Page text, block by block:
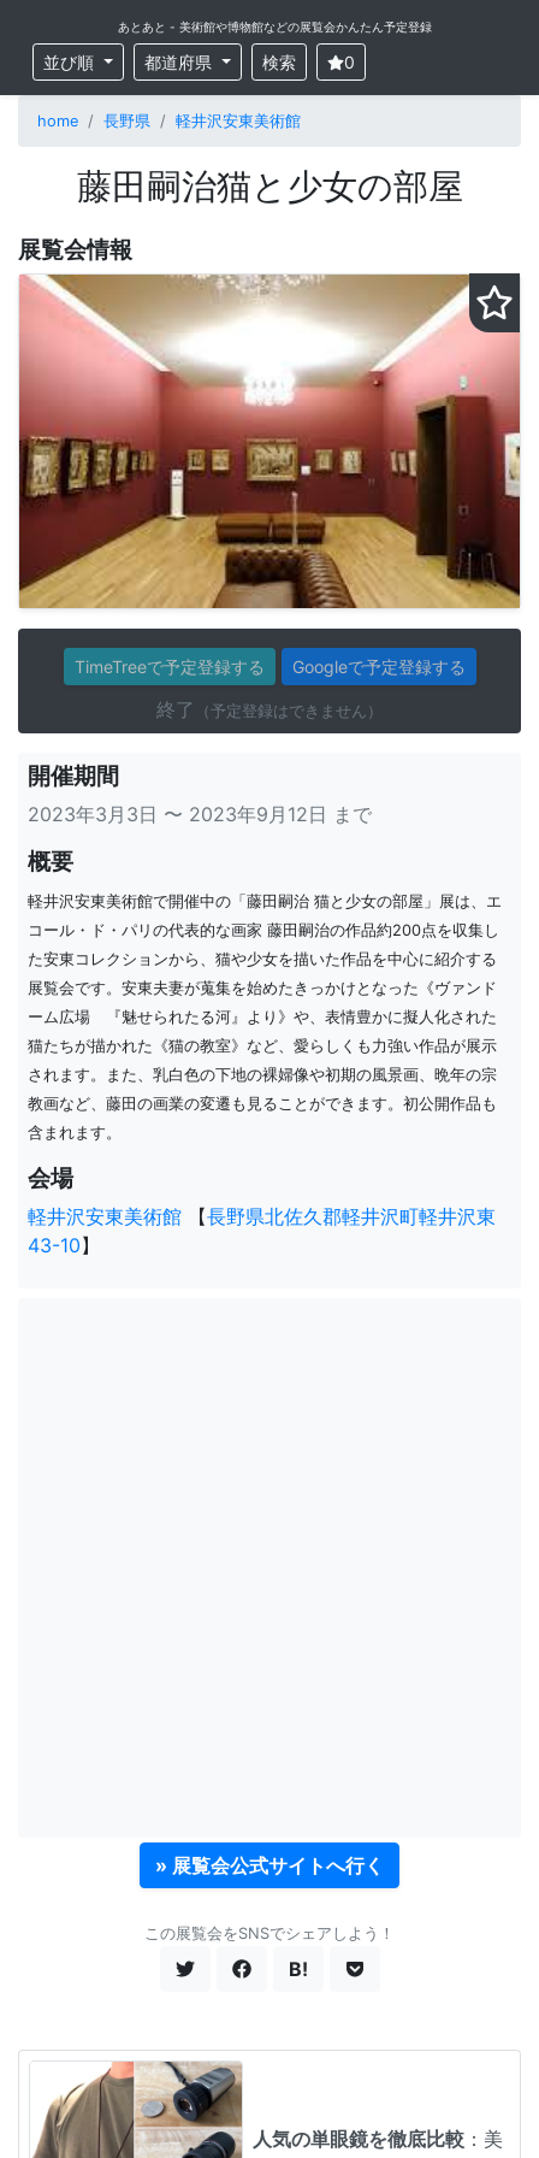
あとあと - 美術館や博物館などの展覧会かんたん予定登録
並び順 都道府県 検索 0
home 長野県 軽井沢安東美術館
藤田嗣治猫と少女の部屋
展覧会情報
TimeTreeで予定登録する Googleで予定登録する
終了 （予定登録はできません）
開催期間
2023年3月3日 〜 2023年9月12日 まで
概要
軽井沢安東美術館で開催中の「藤田嗣治 猫と少女の部屋」展は、エ
コール・ド・パリの代表的な画家 藤田嗣治の作品約200点を収集し
た安東コレクションから、猫や少女を描いた作品を中心に紹介する
展覧会です。安東夫妻が蒐集を始めたきっかけとなった《ヴァンド
ーム広場 『魅せられたる河』より》や、表情豊かに擬人化された
猫たちが描かれた《猫の教室》など、愛らしくも力強い作品が展示
されます。また、乳白色の下地の裸婦像や初期の風景画、晩年の宗
教画など、藤田の画業の変遷も見ることができます。初公開作品も
含まれます。
会場
軽井沢安東美術館 【長野県北佐久郡軽井沢町軽井沢東
43-10】
» 展覧会公式サイトへ行く
この展覧会をSNSでシェアしよう！
B!
人気の単眼鏡を徹底比較 ：美